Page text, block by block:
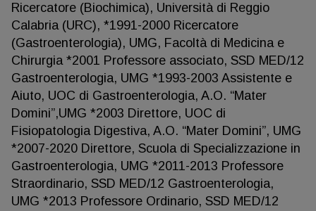
Ricercatore (Biochimica), Università di Reggio
Calabria (URC), *1991-2000 Ricercatore
(Gastroenterologia), UMG, Facoltà di Medicina e
Chirurgia *2001 Professore associato, SSD MED/12
Gastroenterologia, UMG *1993-2003 Assistente e
Aiuto, UOC di Gastroenterologia, A.O. “Mater
Domini”,UMG *2003 Direttore, UOC di
Fisiopatologia Digestiva, A.O. “Mater Domini”, UMG
*2007-2020 Direttore, Scuola di Specializzazione in
Gastroenterologia, UMG *2011-2013 Professore
Straordinario, SSD MED/12 Gastroenterologia,
UMG *2013 Professore Ordinario, SSD MED/12